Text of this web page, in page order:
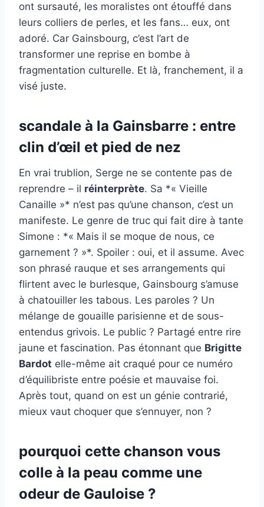
ont sursauté, les moralistes ont étouffé dans
leurs colliers de perles, et les fans… eux, ont
adoré. Car Gainsbourg, c’est l’art de
transformer une reprise en bombe à
fragmentation culturelle. Et là, franchement, il a
visé juste.
scandale à la Gainsbarre : entre
clin d’œil et pied de nez
En vrai trublion, Serge ne se contente pas de
reprendre – il réinterprète. Sa *« Vieille
Canaille »* n’est pas qu’une chanson, c’est un
manifeste. Le genre de truc qui fait dire à tante
Simone : *« Mais il se moque de nous, ce
garnement ? »*. Spoiler : oui, et il assume. Avec
son phrasé rauque et ses arrangements qui
flirtent avec le burlesque, Gainsbourg s’amuse
à chatouiller les tabous. Les paroles ? Un
mélange de gouaille parisienne et de sous-
entendus grivois. Le public ? Partagé entre rire
jaune et fascination. Pas étonnant que Brigitte
Bardot elle-même ait craqué pour ce numéro
d’équilibriste entre poésie et mauvaise foi.
Après tout, quand on est un génie contrarié,
mieux vaut choquer que s’ennuyer, non ?
pourquoi cette chanson vous
colle à la peau comme une
odeur de Gauloise ?